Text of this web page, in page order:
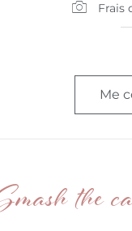
Frais
Me
the